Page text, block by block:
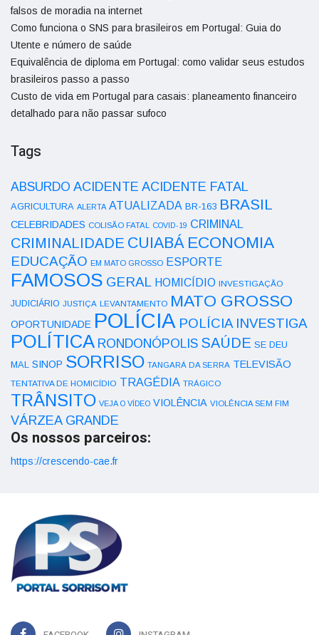
falsos de moradia na internet
Como funciona o SNS para brasileiros em Portugal: Guia do
Utente e número de saúde
Equivalência de diploma em Portugal: como validar seus estudos
brasileiros passo a passo
Custo de vida em Portugal para casais: planeamento financeiro
detalhado para não passar sufoco
Tags
ABSURDO ACIDENTE ACIDENTE FATAL
AGRICULTURA ALERTA ATUALIZADA BR-163 BRASIL
CELEBRIDADES COLISÃO FATAL COVID-19 CRIMINAL
CRIMINALIDADE CUIABÁ ECONOMIA
EDUCAÇÃO EM MATO GROSSO ESPORTE
FAMOSOS GERAL HOMICÍDIO INVESTIGAÇÃO
JUDICIÁRIO JUSTIÇA LEVANTAMENTO MATO GROSSO
OPORTUNIDADE POLÍCIA POLÍCIA INVESTIGA
POLÍTICA RONDONÓPOLIS SAÚDE SE DEU
MAL SINOP SORRISO TANGARÁ DA SERRA TELEVISÃO
TENTATIVA DE HOMICÍDIO TRAGÉDIA TRÁGICO
TRÂNSITO VEJA O VÍDEO VIOLÊNCIA VIOLÊNCIA SEM FIM
VÁRZEA GRANDE
Os nossos parceiros:
https://crescendo-cae.fr